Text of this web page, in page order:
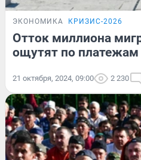
ЭКОНОМИКА КРИЗИС-2026
Отток миллиона
ощутят по платежам
21 октября, 2024, 09:00 2 230